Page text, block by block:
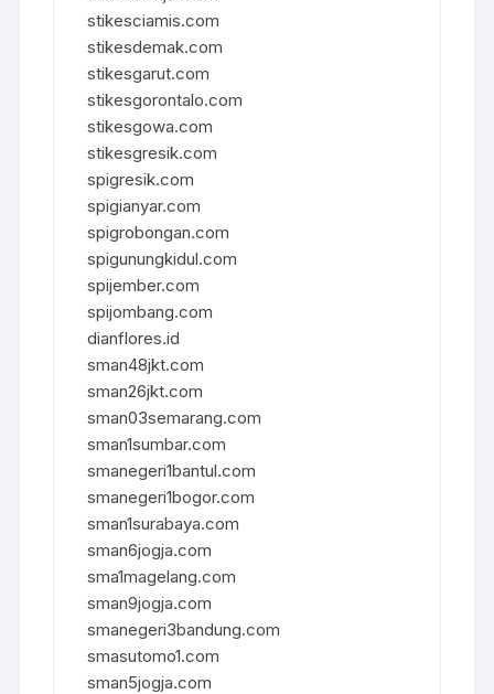
stikesciamis.com
stikesdemak.com
stikesgarut.com
stikesgorontalo.com
stikesgowa.com
stikesgresik.com
spigresik.com
spigianyar.com
spigrobongan.com
spigunungkidul.com
spijember.com
spijombang.com
dianflores.id
sman48jkt.com
sman26jkt.com
sman03semarang.com
sman1sumbar.com
smanegeri1bantul.com
smanegeri1bogor.com
sman1surabaya.com
sman6jogja.com
sma1magelang.com
sman9jogja.com
smanegeri3bandung.com
smasutomo1.com
sman5jogja.com